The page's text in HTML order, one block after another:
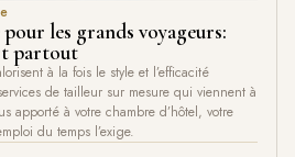
les grands voyageurs:
partout
à la fois le style et l’efficacité
de tailleur sur mesure qui viennent à
apporté à votre chambre d’hôtel, votre
du temps l’exige.